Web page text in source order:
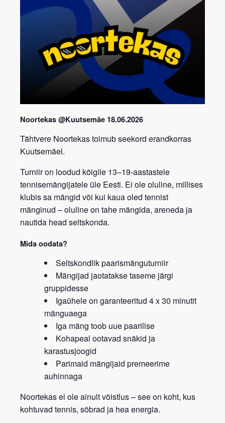
Noortekas @Kuutsemäe 18.06.2026
Tähtvere Noortekas toimub seekord erandkorras
Kuutsemäel.
Turniir on loodud kõigile 13–19-aastastele
tennisemängijatele üle Eesti. Ei ole oluline, millises
klubis sa mängid või kui kaua oled tennist
mänginud – oluline on tahe mängida, areneda ja
nautida head seltskonda.
Mida oodata?
Seltskondlikpaarismänguturniir
Mängijad jaotataksetaseme järgi
gruppidesse
Igaühele on garanteeritud 4 x 30 minutit
mänguaega
Iga mäng toob uue paarilise
Kohapeal ootavad snäkid ja
karastusjoogid
Parimaid mängijaid premeerime
auhinnaga
Noortekas ei ole ainult võistlus – see on koht, kus
kohtuvad tennis, sõbrad ja hea energia.